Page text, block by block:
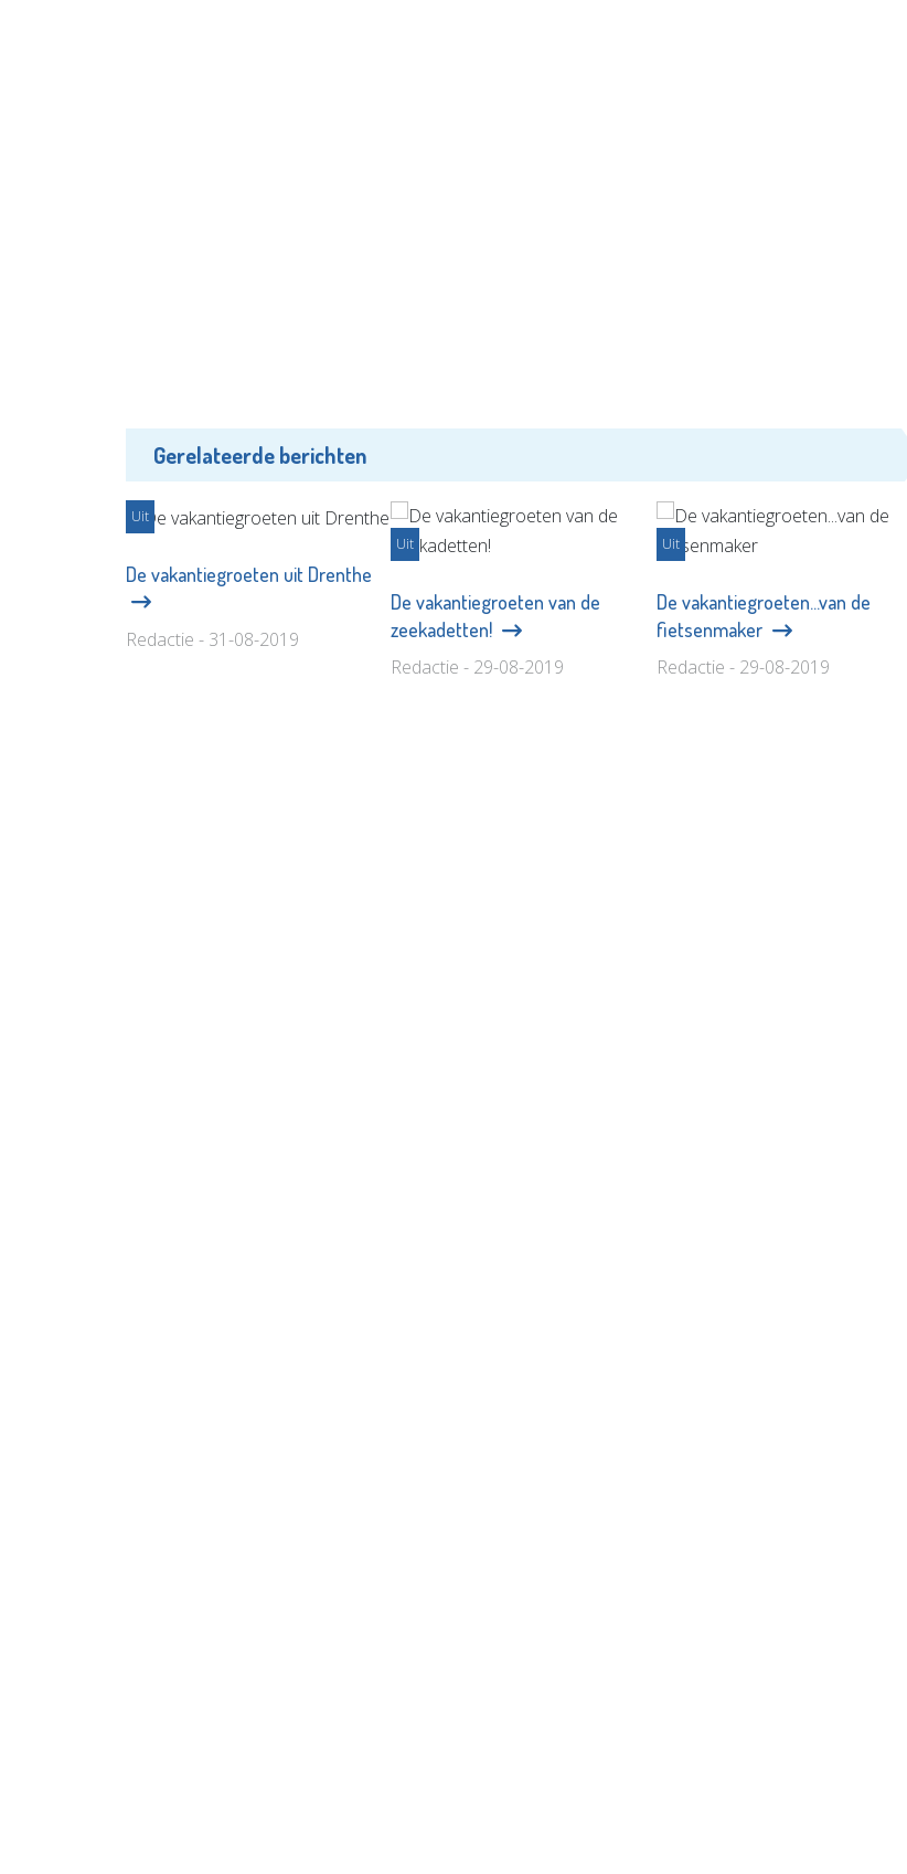
Gerelateerde berichten
Uit
De vakantiegroeten uit Drenthe
Redactie - 31-08-2019
Uit
De vakantiegroeten van de
zeekadetten!
Redactie - 29-08-2019
Uit
De vakantiegroeten...van de
fietsenmaker
Redactie - 29-08-2019